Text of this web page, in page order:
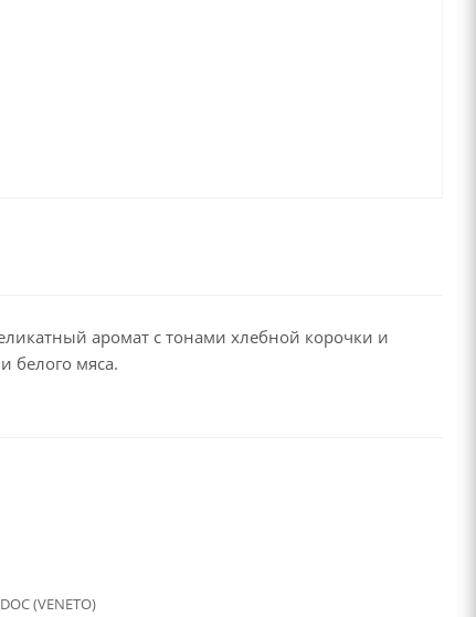
аромат с тонами хлебной корочки и
белого мяса.
(VENETO)